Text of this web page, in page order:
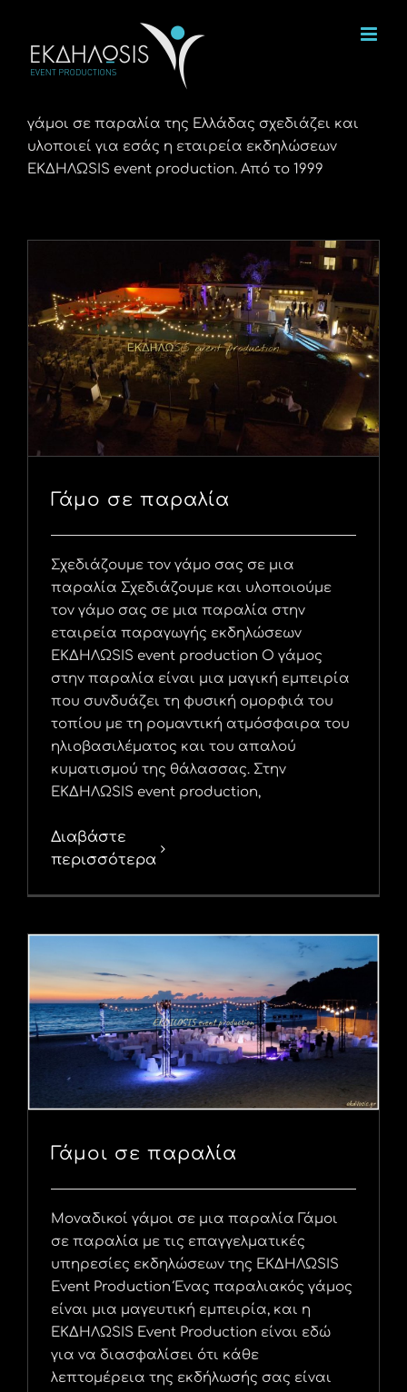
περιεχόμενο
γάμοι σε παραλία της Ελλάδας σχεδιάζει και
υλοποιεί για εσάς η εταιρεία εκδηλώσεων
ΕΚΔΗΛΩSIS event production. Από το 1999
Γάμο σε παραλία
Σχεδιάζουμε τον γάμο σας σε μια
παραλία Σχεδιάζουμε και υλοποιούμε
τον γάμο σας σε μια παραλία στην
εταιρεία παραγωγής εκδηλώσεων
ΕΚΔΗΛΩSIS event production Ο γάμος
στην παραλία είναι μια μαγική εμπειρία
που συνδυάζει τη φυσική ομορφιά του
τοπίου με τη ρομαντική ατμόσφαιρα του
ηλιοβασιλέματος και του απαλού
κυματισμού της θάλασσας. Στην
ΕΚΔΗΛΩSIS event production,
Διαβάστε
περισσότερα
Γάμοι σε παραλία
Μοναδικοί γάμοι σε μια παραλία Γάμοι
σε παραλία με τις επαγγελματικές
υπηρεσίες εκδηλώσεων της ΕΚΔΗΛΩSIS
Event Production Ένας παραλιακός γάμος
είναι μια μαγευτική εμπειρία, και η
ΕΚΔΗΛΩSIS Event Production είναι εδώ
για να διασφαλίσει ότι κάθε
λεπτομέρεια της εκδήλωσής σας είναι